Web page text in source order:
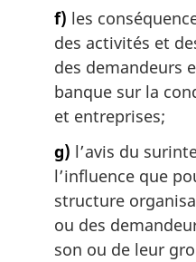
f) les
des activités et
des demandeurs
banque sur la
et entreprises;
g) l’avis du
l’influence que
structure
ou des
son ou de leur